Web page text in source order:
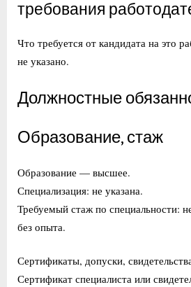
требования
Что требуется от кандидата на это
не указано.
Должностные
Образование, стаж
Образование — высшее.
Специализация: не указана.
Требуемый стаж по специальности:
без опыта.
Сертификаты, допуски,
Сертификат специалиста или